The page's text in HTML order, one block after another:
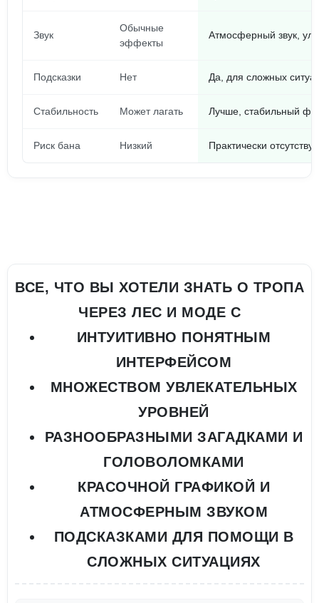
Звук
Обычные
эффекты
Атмосферный звук,
Подсказки Нет Да, для сложных
Стабильность Может лагать Лучше, стабильный
Риск бана Низкий Практически
ВСЕ, ЧТО ВЫ ХОТЕЛИ ЗНАТЬ О ТРОПА
ЧЕРЕЗ ЛЕС И МОДЕ С
ИНТУИТИВНО ПОНЯТНЫМ
ИНТЕРФЕЙСОМ
МНОЖЕСТВОМ УВЛЕКАТЕЛЬНЫХ
УРОВНЕЙ
РАЗНООБРАЗНЫМИ ЗАГАДКАМИ И
ГОЛОВОЛОМКАМИ
КРАСОЧНОЙ ГРАФИКОЙ И
АТМОСФЕРНЫМ ЗВУКОМ
ПОДСКАЗКАМИ ДЛЯ ПОМОЩИ В
СЛОЖНЫХ СИТУАЦИЯХ